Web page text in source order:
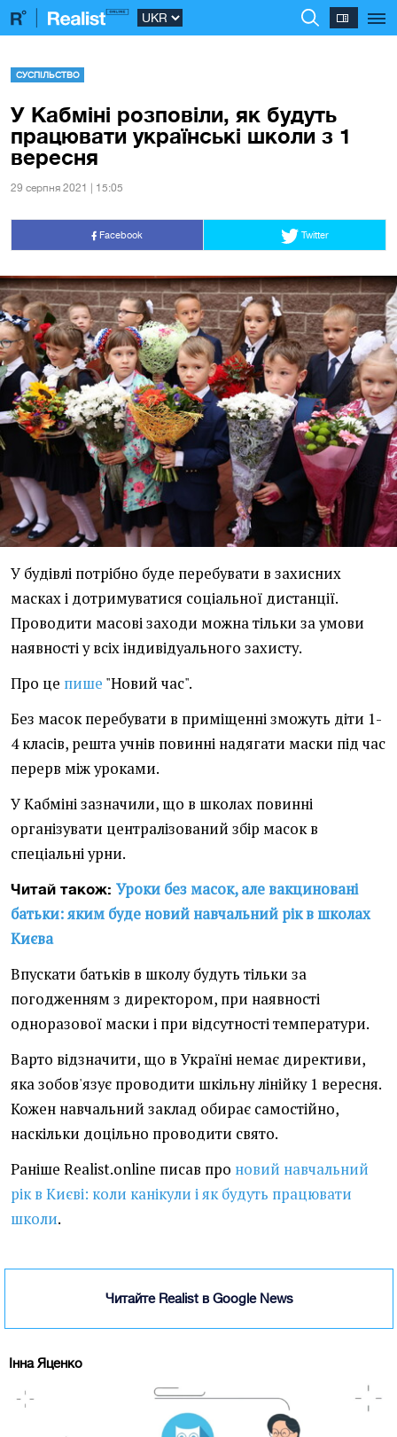
СУСПІЛЬСТВО
У Кабміні розповіли, як будуть
працювати українські школи з 1
вересня
29 серпня 2021 | 15:05
Facebook Twitter
У будівлі потрібно буде перебувати в захисних
масках і дотримуватися соціальної дистанції.
Проводити масові заходи можна тільки за умови
наявності у всіх індивідуального захисту.
Про це пише "Новий час".
Без масок перебувати в приміщенні зможуть діти 1-
4 класів, решта учнів повинні надягати маски під час
перерв між уроками.
У Кабміні зазначили, що в школах повинні
організувати централізований збір масок в
спеціальні урни.
Читай також: Уроки без масок, але вакциновані
батьки: яким буде новий навчальний рік в школах
Києва
Впускати батьків в школу будуть тільки за
погодженням з директором, при наявності
одноразової маски і при відсутності температури.
Варто відзначити, що в Україні немає директиви,
яка зобов'язує проводити шкільну лінійку 1 вересня.
Кожен навчальний заклад обирає самостійно,
наскільки доцільно проводити свято.
Раніше Realist.online писав про новий навчальний
рік в Києві: коли канікули і як будуть працювати
школи.
Читайте Realist в Google News
Інна Яценко